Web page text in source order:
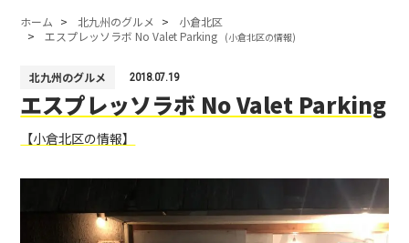
ホーム 北九州のグルメ
小倉北区
エスプレッソラボ No Valet Parking (小倉北区の情報)
北九州のグルメ 2018.07.19
エスプレッソラボ No Valet Parking
【小倉北区の情報】